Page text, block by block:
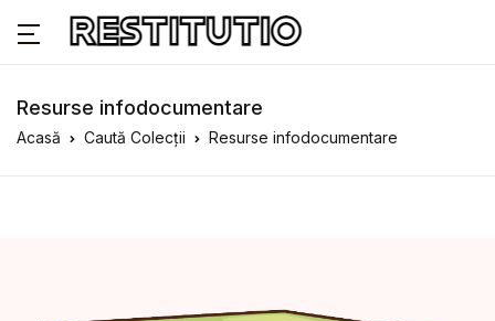
Resurse infodocumentare
Acasă Caută Colecții Resurse infodocumentare